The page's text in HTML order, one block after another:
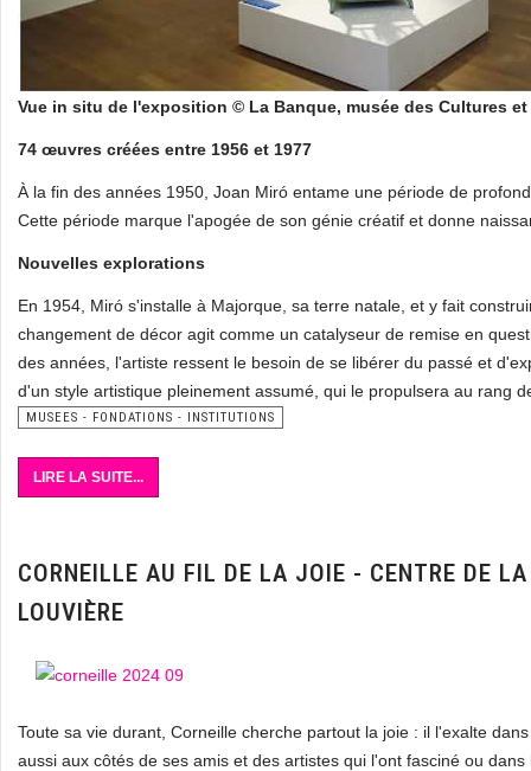
Vue in situ de l'exposition © La Banque, musée des Cultures et
74 œuvres créées entre 1956 et 1977
À la fin des années 1950, Joan Miró entame une période de
Cette période marque l'apogée de son génie créatif et donne
Nouvelles explorations
En 1954, Miró s'installe à Majorque, sa terre natale, et y fait
changement de décor agit comme un catalyseur de remise en
des années, l'artiste ressent le besoin de se libérer du passé et
d'un style artistique pleinement assumé, qui le propulsera au rang
MUSEES - FONDATIONS - INSTITUTIONS
LIRE LA SUITE...
CORNEILLE AU FIL DE LA JOIE - CENTRE DE
LOUVIÈRE
Toute sa vie durant, Corneille cherche partout la joie : il l'exalte
aussi aux côtés de ses amis et des artistes qui l'ont fasciné ou